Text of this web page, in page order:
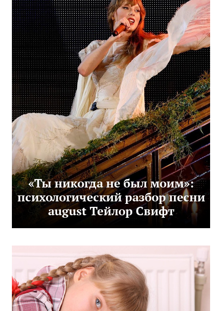
«Ты никогда не был моим»:
психологический разбор песни
august Тейлор Свифт